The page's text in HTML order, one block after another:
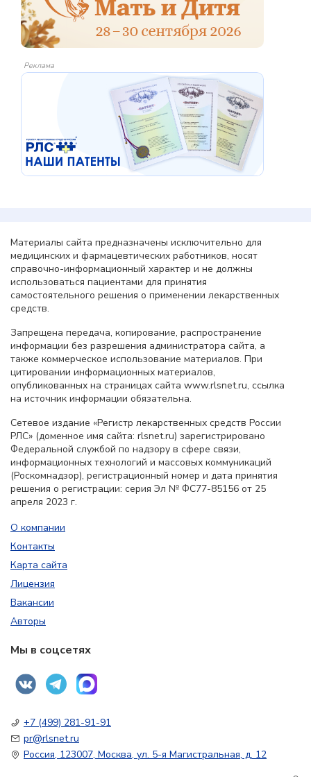
Реклама
Материалы сайта предназначены исключительно для
медицинских и фармацевтических работников, носят
справочно-информационный характер и не должны
использоваться пациентами для принятия
самостоятельного решения о применении лекарственных
средств.
Запрещена передача, копирование, распространение
информации без разрешения администратора сайта, а
также коммерческое использование материалов. При
цитировании информационных материалов,
опубликованных на страницах сайта www.rlsnet.ru, ссылка
на источник информации обязательна.
Сетевое издание «Регистр лекарственных средств России
РЛС» (доменное имя сайта: rlsnet.ru) зарегистрировано
Федеральной службой по надзору в сфере связи,
информационных технологий и массовых коммуникаций
(Роскомнадзор), регистрационный номер и дата принятия
решения о регистрации: серия Эл № ФС77-85156 от 25
апреля 2023 г.
О компании
Контакты
Карта сайта
Лицензия
Вакансии
Авторы
Мы в соцсетях
+7 (499) 281-91-91
pr@rlsnet.ru
Россия, 123007, Москва, ул. 5-я Магистральная, д. 12